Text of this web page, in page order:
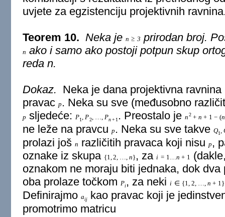
uvjete za egzistenciju projektivnih
Teorem 10. Neka jen ≥ 3 prirodan broj.
n ako i samo ako postoji potpun skup
reda n.
Dokaz. Neka je dana projektivna
pravac p . Neka su sve (međusobno
p sljedeće: P1 P2, Pn+ 1 . Preostalo jen2 + n + 1 − (n
ne leže na pravcu p . Neka su sve takve Q1
prolazi još n različitih pravaca koji nisu p ,
oznake iz skupa {1,2, …, n} , zai = 1…n + 1
oznakom ne moraju biti jednaka, dok
oba prolaze točkom Pi, za nekii ∈ {1, 2, …, n + 1}
Definirajmo aij
kao pravac koji je
promotrimo matricu